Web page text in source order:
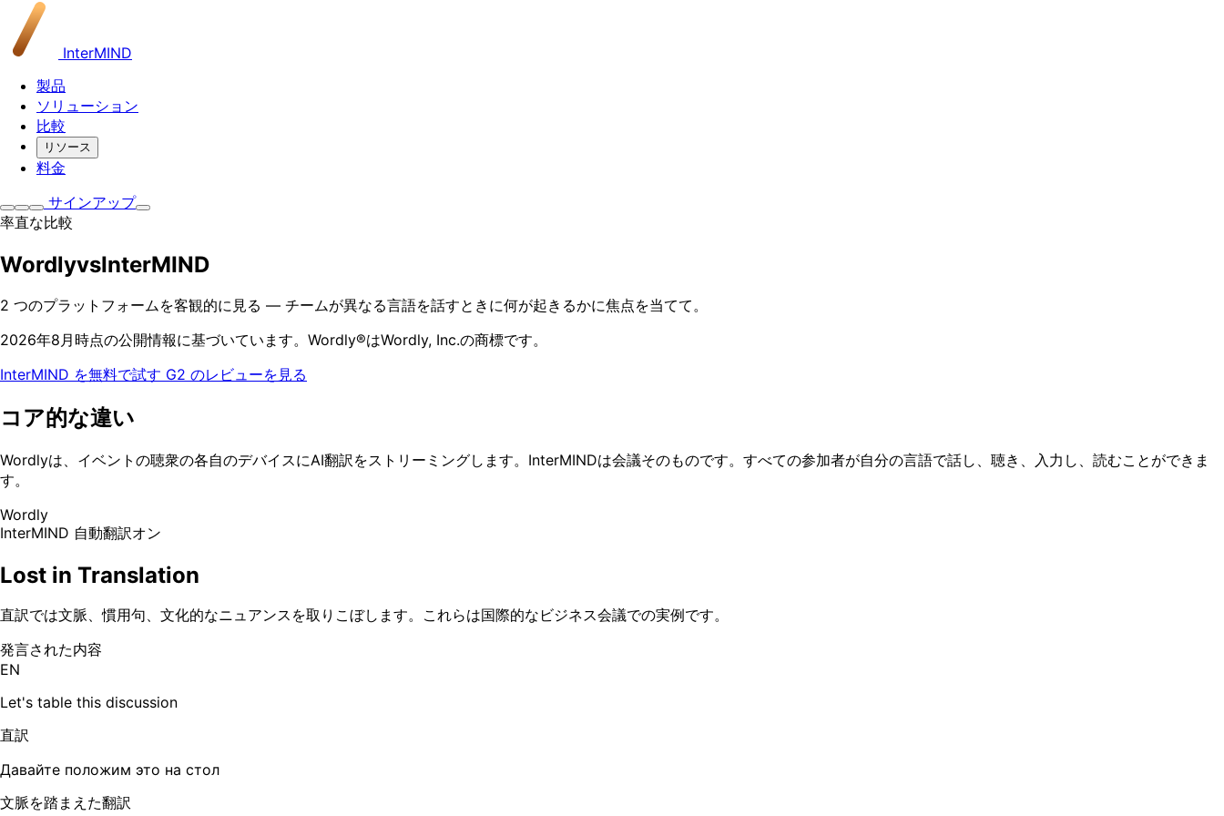
InterMIND
製品
ソリューション
比較
リソース
料金
サインアップ
率直な比較
WordlyvsInterMIND
2 つのプラットフォームを客観的に見る — チームが異なる言語を話すときに何が起きるかに焦点を当てて。
2026年8月時点の公開情報に基づいています。Wordly®はWordly, Inc.の商標です。
InterMIND を無料で試す G2 のレビューを見る
コア的な違い
Wordlyは、イベントの聴衆の各自のデバイスにAI翻訳をストリーミングします。InterMINDは会議そのものです。すべての参加者が自分の言語で話し、聴き、入力し、読むことができま
す。
Wordly
InterMIND 自動翻訳オン
Lost in Translation
直訳では文脈、慣用句、文化的なニュアンスを取りこぼします。これらは国際的なビジネス会議での実例です。
発言された内容
EN
Let's table this discussion
直訳
Давайте положим это на стол
文脈を踏まえた翻訳